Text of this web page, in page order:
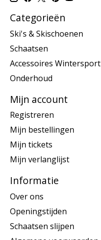
Categorieën
Ski's & Skischoenen
Schaatsen
Accessoires Wintersport
Onderhoud
Mijn account
Registreren
Mijn bestellingen
Mijn tickets
Mijn verlanglijst
Informatie
Over ons
Openingstijden
Schaatsen slijpen